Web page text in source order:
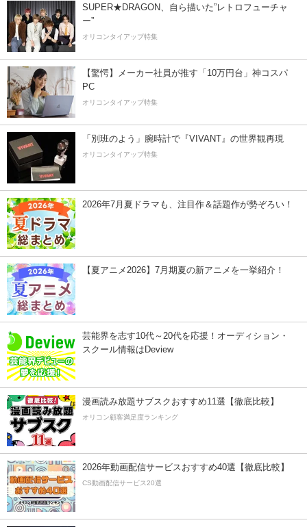
SUPER★DRAGON、自ら描いた”レトロフューチャ
ー”
オリコンタイアップ特集
【驚愕】メーカー社員が推す「10万円台」神コスパ
PC
オリコンタイアップ特集
「別班のよう」腕時計で『VIVANT』の世界観再現
オリコンタイアップ特集
2026年7月夏ドラマも、注目作＆話題作が勢ぞろい！
【夏アニメ2026】7月期夏の新アニメを一挙紹介！
芸能界を志す10代～20代を応援！オーディション・
スクール情報はDeview
漫画読み放題サブスクおすすめ11選【徹底比較】
オリコン顧客満足度ランキング
2026年動画配信サービスおすすめ40選【徹底比較】
CS動画配信サービス20選